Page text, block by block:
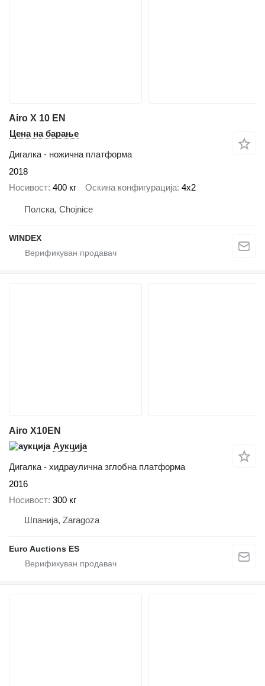
Airo X 10 EN
Цена на барање
Дигалка - ножична платформа
2018
Носивост 400 кг Оскина конфигурација 4x2
Полска, Chojnice
WINDEX
Airo X10EN
Аукција
Дигалка - хидраулична зглобна платформа
2016
Носивост 300 кг
Шпанија, Zaragoza
Euro Auctions ES